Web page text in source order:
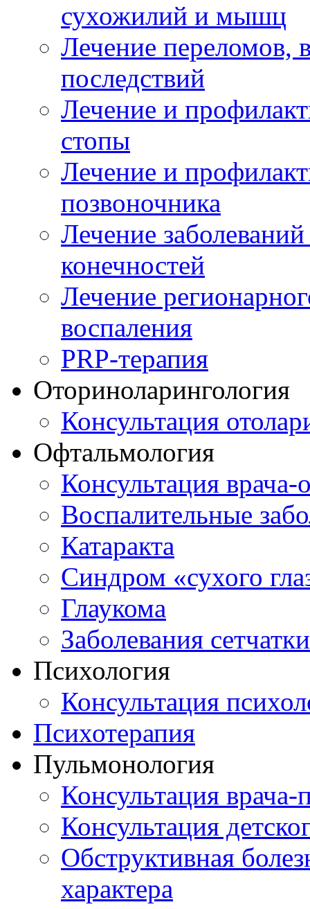
сухожилий и мышц
Лечение переломов,
последствий
Лечение и
стопы
Лечение и
позвоночника
Лечение
конечностей
Лечение
воспаления
PRP-терапия
Оториноларингология
Консультация
Офтальмология
Консультация врача-
Воспалительные
Катаракта
Синдром «сухого
Глаукома
Заболевания сетчатки
Психология
Консультация
Психотерапия
Пульмонология
Консультация врача-
Консультация
Обструктивная
характера